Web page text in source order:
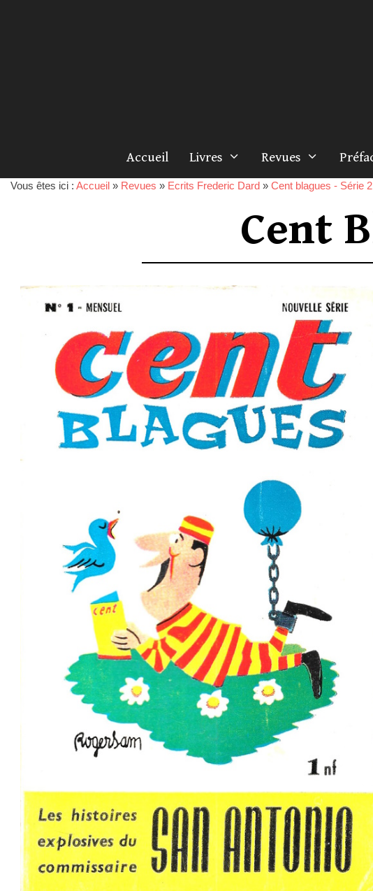
Accueil Livres Revues
Vous êtes ici : Accueil » Revues » Ecrits Frederic Dard » Cent blagues - Série 2
Cent